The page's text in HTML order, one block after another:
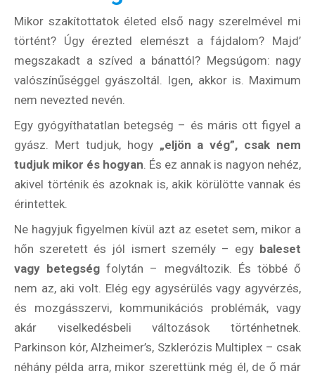
Mikor szakítottatok életed első nagy szerelmével mi
történt? Úgy érezted elemészt a fájdalom? Majd’
megszakadt a szíved a bánattól? Megsúgom: nagy
valószínűséggel gyászoltál. Igen, akkor is. Maximum
nem nevezted nevén.
Egy gyógyíthatatlan betegség – és máris ott figyel a
gyász. Mert tudjuk, hogy „eljön a vég”, csak nem
tudjuk mikor és hogyan. És ez annak is nagyon nehéz,
akivel történik és azoknak is, akik körülötte vannak és
érintettek.
Ne hagyjuk figyelmen kívül azt az esetet sem, mikor a
hőn szeretett és jól ismert személy – egy baleset
vagy betegség folytán – megváltozik. És többé ő
nem az, aki volt. Elég egy agysérülés vagy agyvérzés,
és mozgásszervi, kommunikációs problémák, vagy
akár viselkedésbeli változások történhetnek.
Parkinson kór, Alzheimer’s, Szklerózis Multiplex – csak
néhány példa arra, mikor szerettünk még él, de ő már